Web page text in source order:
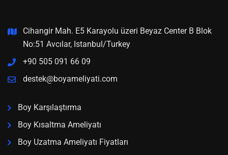
Cihangir Mah. E5 Karayolu üzeri Beyaz Center B Blok
No:51 Avcılar, Istanbul/Turkey
+90 505 091 66 09
destek@boyameliyati.com
Boy Karşılaştırma
Boy Kısaltma Ameliyatı
Boy Uzatma Ameliyatı Fiyatları